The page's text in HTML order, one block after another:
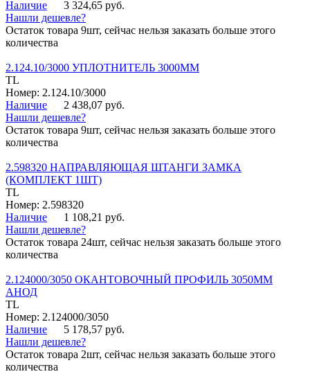
Наличие
3 324,65 руб.
Нашли дешевле?
Остаток товара 9шт, сейчас нельзя заказать больше этого
количества
2.124.10/3000 УПЛОТНИТЕЛЬ 3000ММ
TL
Номер: 2.124.10/3000
Наличие
2 438,07 руб.
Нашли дешевле?
Остаток товара 9шт, сейчас нельзя заказать больше этого
количества
2.598320 НАПРАВЛЯЮЩАЯ ШТАНГИ ЗАМКА
(КОМПЛЕКТ 1ШТ)
TL
Номер: 2.598320
Наличие
1 108,21 руб.
Нашли дешевле?
Остаток товара 24шт, сейчас нельзя заказать больше этого
количества
2.124000/3050 ОКАНТОВОЧНЫЙ ПРОФИЛЬ 3050ММ
АНОД
TL
Номер: 2.124000/3050
Наличие
5 178,57 руб.
Нашли дешевле?
Остаток товара 2шт, сейчас нельзя заказать больше этого
количества